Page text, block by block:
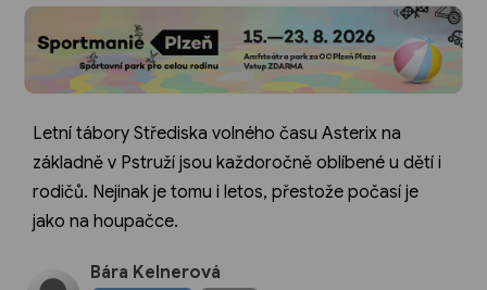
Letní tábory Střediska volného času Asterix na
základně v Pstruží jsou každoročně oblíbené u dětí i
rodičů. Nejinak je tomu i letos, přestože počasí je
jako na houpačce.
Bára Kelnerová